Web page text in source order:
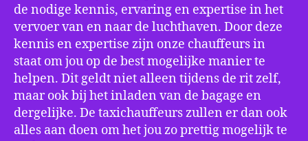
de nodige kennis, ervaring en expertise in het
vervoer van en naar de luchthaven. Door deze
kennis en expertise zijn onze chauffeurs in
staat om jou op de best mogelijke manier te
helpen. Dit geldt niet alleen tijdens de rit zelf,
maar ook bij het inladen van de bagage en
dergelijke. De taxichauffeurs zullen er dan ook
alles aan doen om het jou zo prettig mogelijk te